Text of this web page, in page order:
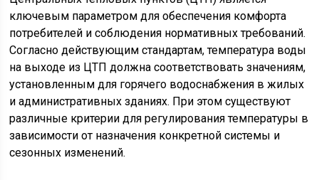
ключевым параметром для обеспечения комфорта
потребителей и соблюдения нормативных требований.
Согласно действующим стандартам, температура воды
на выходе из ЦТП должна соответствовать значениям,
установленным для горячего водоснабжения в жилых
и административных зданиях. При этом существуют
различные критерии для регулирования температуры в
зависимости от назначения конкретной системы и
сезонных изменений.